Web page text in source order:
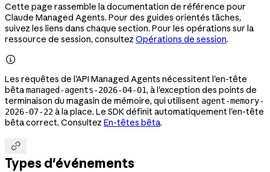
Cette page rassemble la documentation de référence pour
Claude Managed Agents. Pour des guides orientés tâches,
suivez les liens dans chaque section. Pour les opérations sur la
ressource de session, consultez Opérations de session.

Les requêtes de l'API Managed Agents nécessitent l'en-tête
bêtamanaged-agents-2026-04-01, à l'exception des points de
terminaison du magasin de mémoire, qui utilisent agent-memory-
2026-07-22à la place. Le SDK définit automatiquement l'en-tête
bêta correct. Consultez En-têtes bêta.

Types d'événements